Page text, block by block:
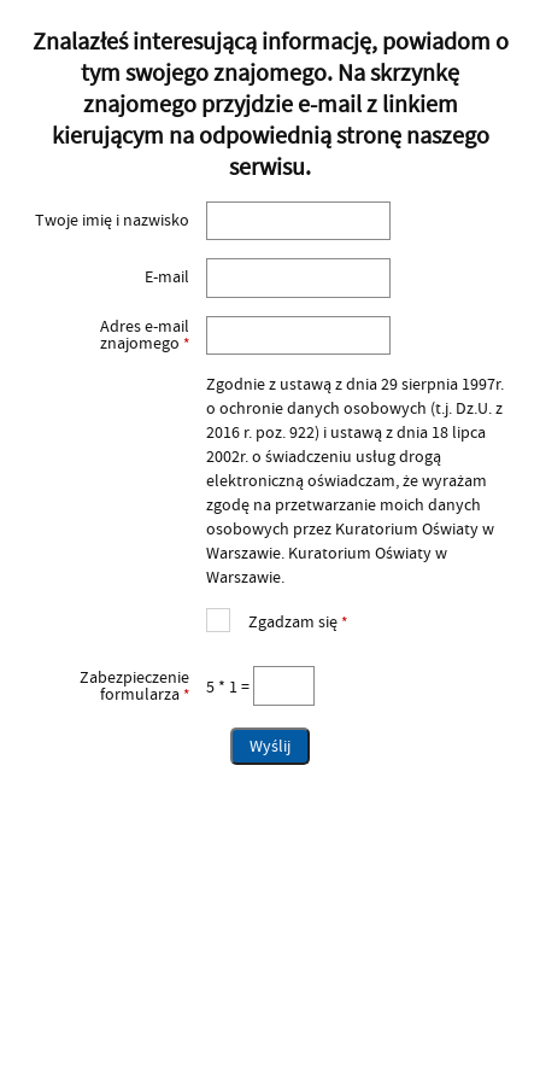
Znalazłeś interesującą informację, powiadom o
tym swojego znajomego. Na skrzynkę
znajomego przyjdzie e-mail z linkiem
kierującym na odpowiednią stronę naszego
serwisu.
Twoje imię i nazwisko
E-mail
Adres e-mail
znajomego *
Zgodnie z ustawą z dnia 29 sierpnia 1997r.
o ochronie danych osobowych (t.j. Dz.U. z
2016 r. poz. 922) i ustawą z dnia 18 lipca
2002r. o świadczeniu usług drogą
elektroniczną oświadczam, że wyrażam
zgodę na przetwarzanie moich danych
osobowych przez Kuratorium Oświaty w
Warszawie. Kuratorium Oświaty w
Warszawie.
Zgadzam się*
Zabezpieczenie
formularza* 5 * 1 =